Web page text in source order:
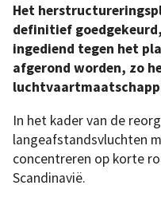
Het
definitief
ingediend tegen het
afgerond worden, zo
In het kader van de
langeafstandsvluchten
concentreren op korte
Scandinavië.